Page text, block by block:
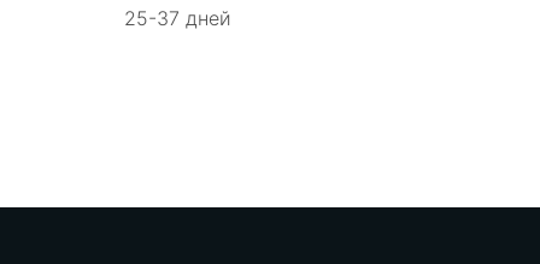
25-37 дней